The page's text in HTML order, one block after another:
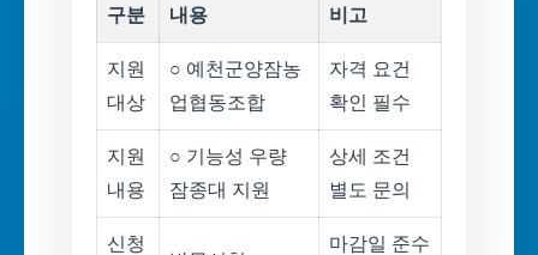
구분 내용 비고
지원
대상
○ 예천군양잠농
업협동조합
자격 요건
확인 필수
지원
내용
○ 기능성 우량
잠종대 지원
상세 조건
별도 문의
신청
마감일 준수